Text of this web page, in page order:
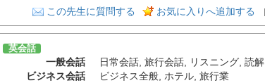
この先生に質問する お気に入りへ追加する
英会話
一般会話 日常会話, 旅行会話, リスニング, 読解,
ビジネス会話
ビジネス全般, ホテル, 旅行業